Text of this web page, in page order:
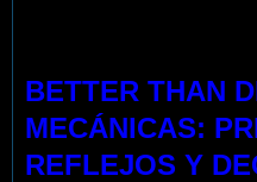
BETTER THAN
MECÁNICAS:
REFLEJOS Y